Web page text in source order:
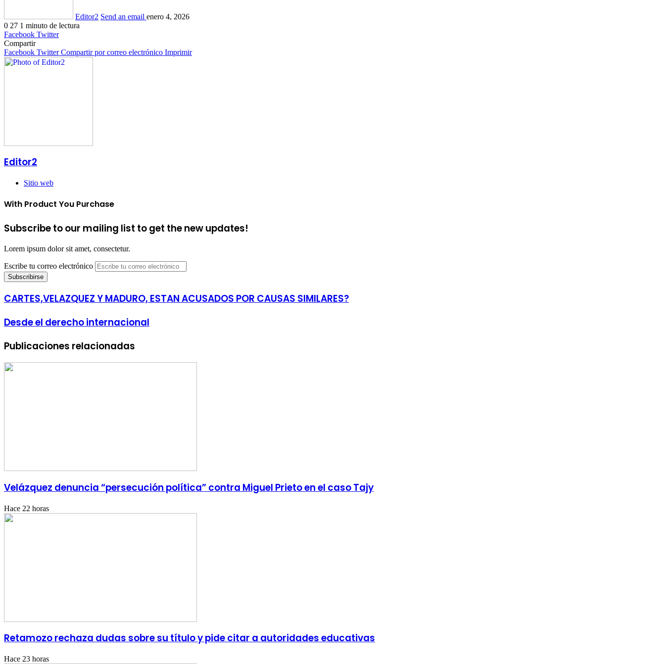
Editor2 Send an email enero 4, 2026
0 27 1 minuto de lectura
Facebook Twitter
Compartir
Facebook Twitter Compartir por correo electrónico Imprimir
Editor2
Sitio web
With Product You Purchase
Subscribe to our mailing list to get the new updates!
Lorem ipsum dolor sit amet, consectetur.
Escribe tu correo electrónico
CARTES,VELAZQUEZ Y MADURO, ESTAN ACUSADOS POR CAUSAS SIMILARES?
Desde el derecho internacional
Publicaciones relacionadas
Velázquez denuncia “persecución política” contra Miguel Prieto en el caso Tajy
Hace 22 horas
Retamozo rechaza dudas sobre su título y pide citar a autoridades educativas
Hace 23 horas